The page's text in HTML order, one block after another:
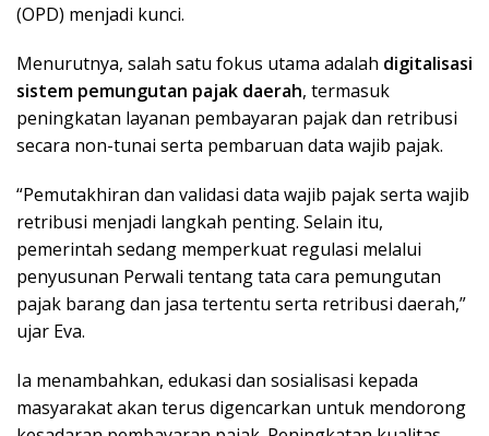
(OPD) menjadi kunci.
Menurutnya, salah satu fokus utama adalah digitalisasi
sistem pemungutan pajak daerah, termasuk
peningkatan layanan pembayaran pajak dan retribusi
secara non-tunai serta pembaruan data wajib pajak.
“Pemutakhiran dan validasi data wajib pajak serta wajib
retribusi menjadi langkah penting. Selain itu,
pemerintah sedang memperkuat regulasi melalui
penyusunan Perwali tentang tata cara pemungutan
pajak barang dan jasa tertentu serta retribusi daerah,”
ujar Eva.
Ia menambahkan, edukasi dan sosialisasi kepada
masyarakat akan terus digencarkan untuk mendorong